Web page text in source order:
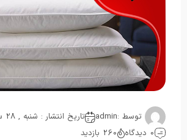
توسط :admin
تاریخ انتشار : شنبه , 28 سپتامبر 2019
0 دیدگاه
260 بازدید